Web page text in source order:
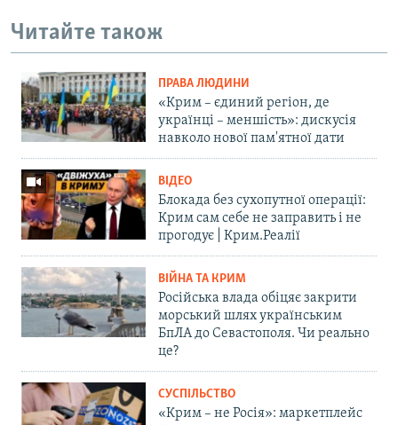
Читайте також
ПРАВА ЛЮДИНИ
«Крим – єдиний регіон, де
українці – меншість»: дискусія
навколо нової пам'ятної дати
ВІДЕО
Блокада без сухопутної операції:
Крим сам себе не заправить і не
прогодує | Крим.Реалії
ВІЙНА ТА КРИМ
Російська влада обіцяє закрити
морський шлях українським
БпЛА до Севастополя. Чи реально
це?
СУСПІЛЬСТВО
«Крим – не Росія»: маркетплейс